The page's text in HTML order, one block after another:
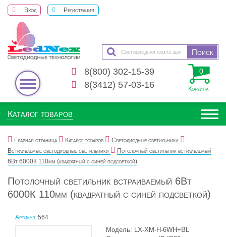
Вход Регистрация
8(800) 302-15-39
8(3412) 57-03-16
0
Корзина
Каталог товаров
Главная страница Каталог товаров
Светодиодные светильники
Встраиваемые светодиодные светильники
Потолочный светильник встраиваемый
6Вт 6000К 110мм (квадратный с синей подсветкой)
Потолочный светильник встраиваемый 6Вт
6000К 110мм (квадратный с синей подсветкой)
Артикул: 564
Модель: LX-XM-H-6WH+BL